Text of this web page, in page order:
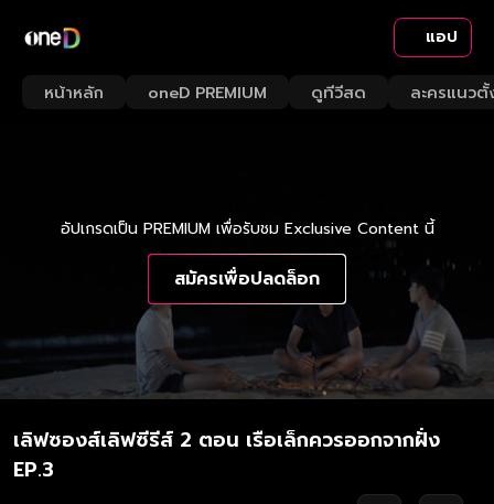
แอป
หน้าหลัก oneD PREMIUM ดูทีวีสด ละครแนวตั้
อัปเกรดเป็น PREMIUM เพื่อรับชม Exclusive Content นี้
สมัครเพื่อปลดล็อก
เลิฟซองส์เลิฟซีรีส์ 2 ตอน เรือเล็กควรออกจากฝั่ง
EP.3